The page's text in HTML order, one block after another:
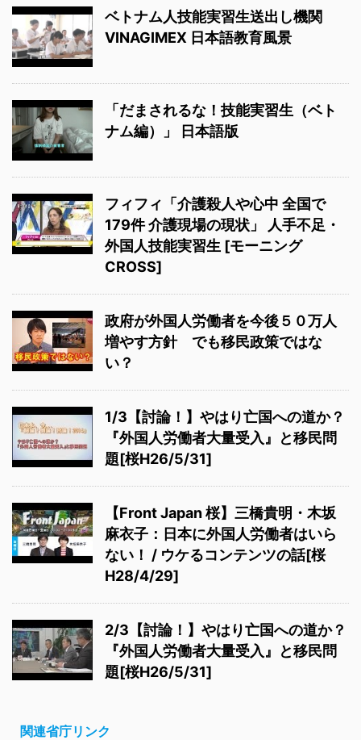
ベトナム人技能実習生送出し機関
VINAGIMEX 日本語教育風景
「だまされるな！技能実習生（ベト
ナム編）」 日本語版
フィフィ「介護殺人や心中 全国で
179件 介護現場の現状」 人手不足・
外国人技能実習生 [モーニング
CROSS]
政府が外国人労働者を今後５０万人
増やす方針 でも移民政策ではな
い？
1/3【討論！】やはり亡国への道か？
『外国人労働者大量受入』と移民問
題[桜H26/5/31]
【Front Japan 桜】三橋貴明・木坂
麻衣子：日本に外国人労働者はいら
ない！ / ウケるコンテンツの話[桜
H28/4/29]
2/3【討論！】やはり亡国への道か？
『外国人労働者大量受入』と移民問
題[桜H26/5/31]
関連省庁リンク